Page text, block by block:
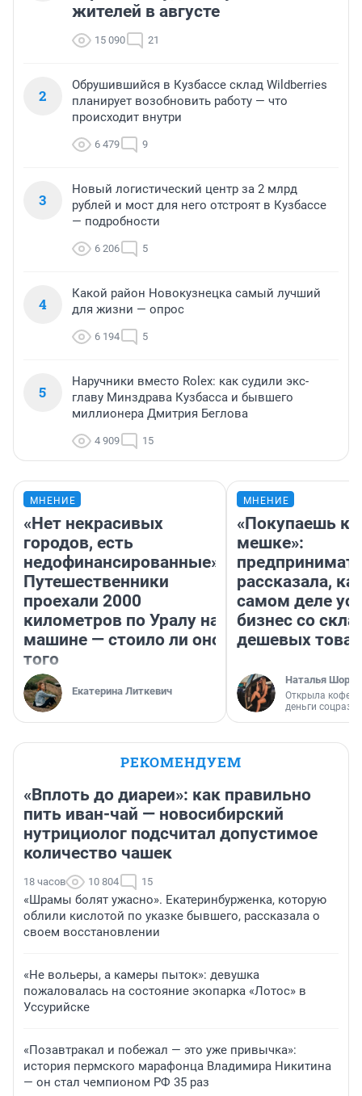
жителей в августе
15 090 21
2
Обрушившийся в Кузбассе склад Wildberries
планирует возобновить работу — что
происходит внутри
6 479 9
3
Новый логистический центр за 2 млрд
рублей и мост для него отстроят в Кузбассе
— подробности
6 206 5
4
Какой район Новокузнецка самый лучший
для жизни — опрос
6 194 5
5
Наручники вместо Rolex: как судили экс-
главу Минздрава Кузбасса и бывшего
миллионера Дмитрия Беглова
4 909 15
МНЕНИЕ
«Нет некрасивых
городов, есть
недофинансированные».
Путешественники
проехали 2000
километров по Уралу на
машине — стоило ли оно
того
Екатерина Литкевич
МНЕНИЕ
«Покупаешь
мешке»:
рассказала,
самом деле
бизнес со
дешевых
Наталья
Открыла
деньги
РЕКОМЕНДУЕМ
«Вплоть до диареи»: как правильно
пить иван-чай — новосибирский
нутрициолог подсчитал допустимое
количество чашек
18 часов 10 804 15
«Шрамы болят ужасно». Екатеринбурженка, которую
облили кислотой по указке бывшего, рассказала о
своем восстановлении
«Не вольеры, а камеры пыток»: девушка
пожаловалась на состояние экопарка «Лотос» в
Уссурийске
«Позавтракал и побежал — это уже привычка»:
история пермского марафонца Владимира Никитина
— он стал чемпионом РФ 35 раз